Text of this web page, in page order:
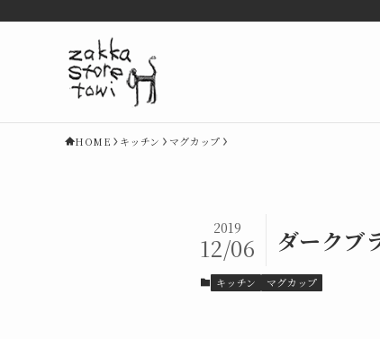
HOME キッチン マグカップ
ダークブ
2019
12/06
キッチン マグカップ